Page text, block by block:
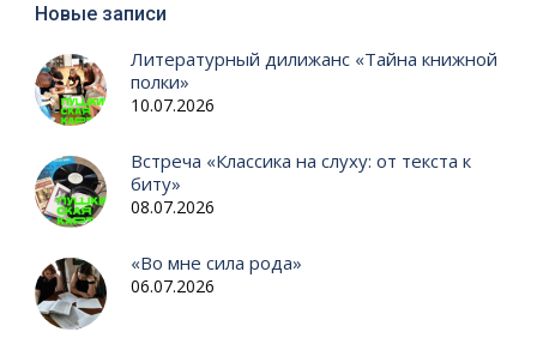
Новые записи
Литературный дилижанс «Тайна книжной
полки»
10.07.2026
Встреча «Классика на слуху: от текста к
биту»
08.07.2026
«Во мне сила рода»
06.07.2026